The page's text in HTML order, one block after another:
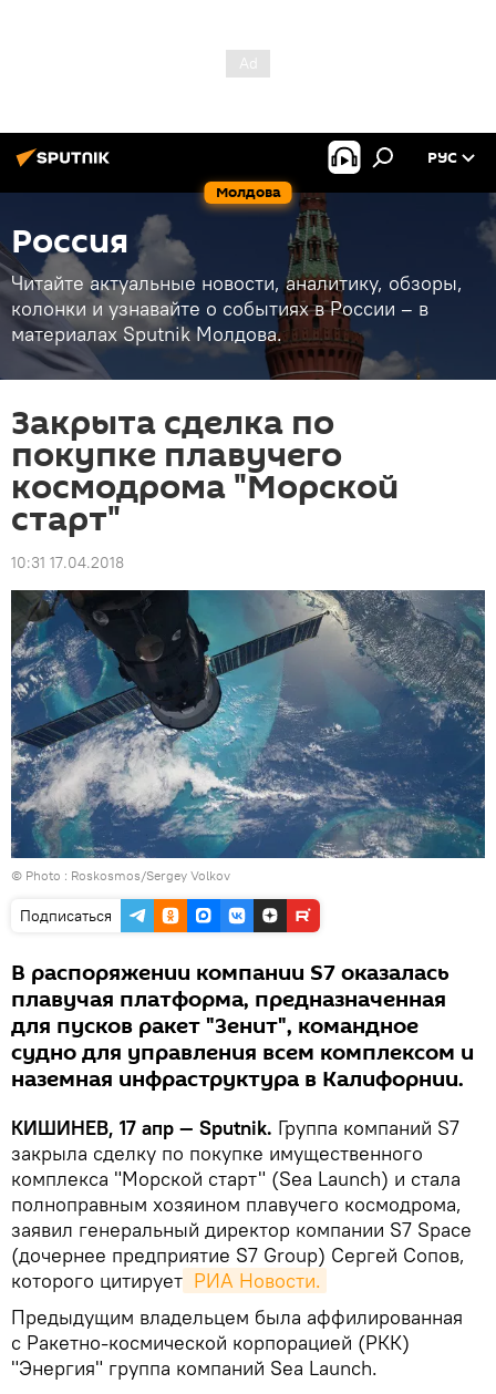
Молдова
РУС
Россия
Читайте актуальные новости, аналитику, обзоры,
колонки и узнавайте о событиях в России – в
материалах Sputnik Молдова.
Закрыта сделка по
покупке плавучего
космодрома "Морской
старт"
10:31 17.04.2018
© Photo : Roskosmos/Sergey Volkov
Подписаться
В распоряжении компании S7 оказалась
плавучая платформа, предназначенная
для пусков ракет "Зенит", командное
судно для управления всем комплексом и
наземная инфраструктура в Калифорнии.
КИШИНЕВ, 17 апр — Sputnik. Группа компаний S7
закрыла сделку по покупке имущественного
комплекса "Морской старт" (Sea Launch) и стала
полноправным хозяином плавучего космодрома,
заявил генеральный директор компании S7 Space
(дочернее предприятие S7 Group) Сергей Сопов,
которого цитирует РИА Новости.
Предыдущим владельцем была аффилированная
с Ракетно-космической корпорацией (РКК)
"Энергия" группа компаний Sea Launch.